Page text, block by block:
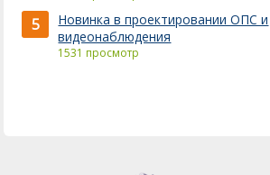
5
Новинка в проектировании ОПС и
видеонаблюдения
1531 просмотр